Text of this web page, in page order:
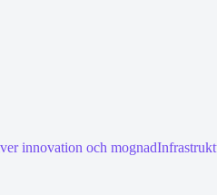
innovation och mognad